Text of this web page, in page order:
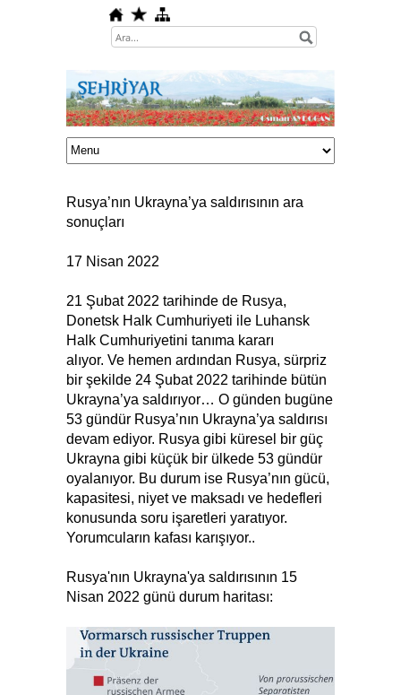
Rusya’nın Ukrayna’ya saldırısının ara
sonuçları
17 Nisan 2022
21 Şubat 2022 tarihinde de Rusya,
Donetsk Halk Cumhuriyeti ile Luhansk
Halk Cumhuriyetini tanıma kararı
alıyor. Ve hemen ardından Rusya, sürpriz
bir şekilde 24 Şubat 2022 tarihinde bütün
Ukrayna’ya saldırıyor… O günden bugüne
53 gündür Rusya’nın Ukrayna’ya saldırısı
devam ediyor. Rusya gibi küresel bir güç
Ukrayna gibi küçük bir ülkede 53 gündür
oyalanıyor. Bu durum ise Rusya’nın gücü,
kapasitesi, niyet ve maksadı ve hedefleri
konusunda soru işaretleri yaratıyor.
Yorumcuların kafası karışıyor..
Rusya'nın Ukrayna'ya saldırısının 15
Nisan 2022 günü durum haritası: